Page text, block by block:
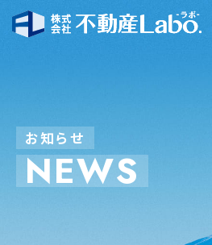
空き家再生
会社案内
お知らせ
NEWS